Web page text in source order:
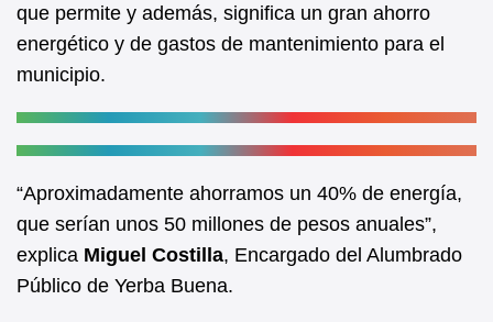
que permite y además, significa un gran ahorro
energético y de gastos de mantenimiento para el
municipio.
“Aproximadamente ahorramos un 40% de energía,
que serían unos 50 millones de pesos anuales”,
explica Miguel Costilla, Encargado del Alumbrado
Público de Yerba Buena.